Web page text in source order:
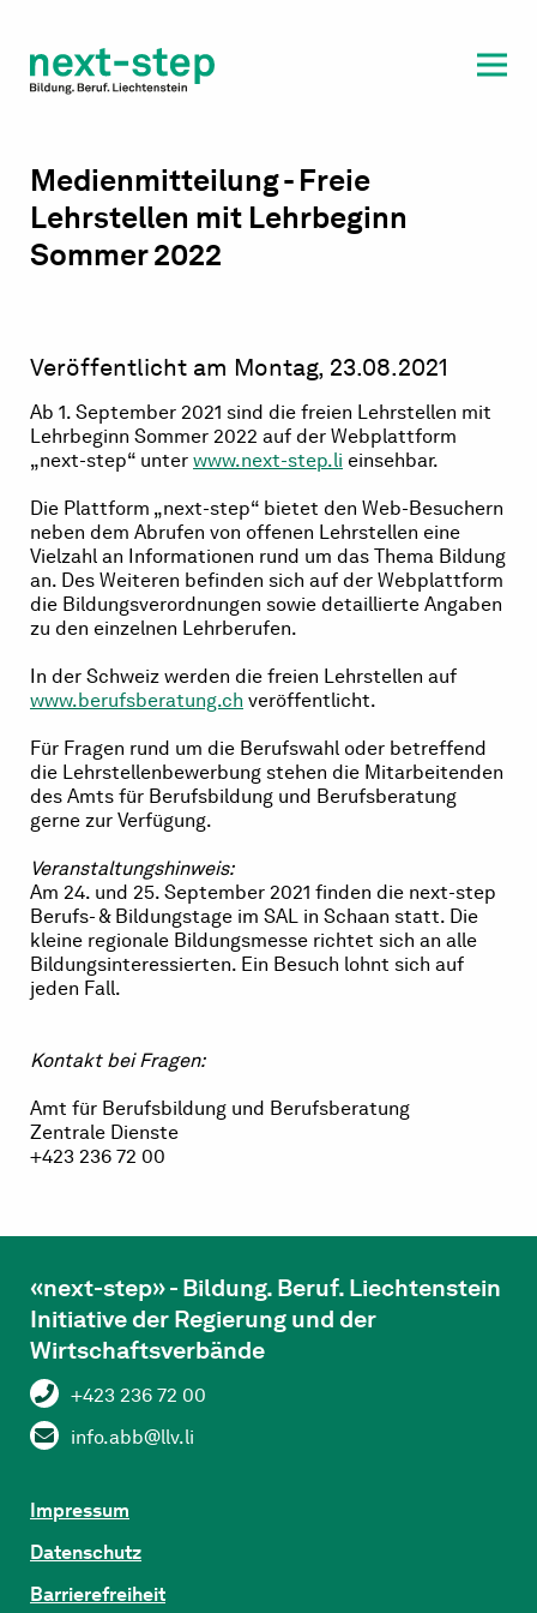
Beratung & Unterstützung
Medienmitteilung - Freie
Lehrstellen mit Lehrbeginn
Sommer 2022
Veröffentlicht am Montag, 23.08.2021
Ab 1. September 2021 sind die freien Lehrstellen mit
Lehrbeginn Sommer 2022 auf der Webplattform
„next-step“ unter www.next-step.li einsehbar.
Die Plattform „next-step“ bietet den Web-Besuchern
neben dem Abrufen von offenen Lehrstellen eine
Vielzahl an Informationen rund um das Thema Bildung
an. Des Weiteren befinden sich auf der Webplattform
die Bildungsverordnungen sowie detaillierte Angaben
zu den einzelnen Lehrberufen.
In der Schweiz werden die freien Lehrstellen auf
www.berufsberatung.ch veröffentlicht.
Für Fragen rund um die Berufswahl oder betreffend
die Lehrstellenbewerbung stehen die Mitarbeitenden
des Amts für Berufsbildung und Berufsberatung
gerne zur Verfügung.
Veranstaltungshinweis:
Am 24. und 25. September 2021 finden die next-step
Berufs- & Bildungstage im SAL in Schaan statt. Die
kleine regionale Bildungsmesse richtet sich an alle
Bildungsinteressierten. Ein Besuch lohnt sich auf
jeden Fall.
Kontakt bei Fragen:
Amt für Berufsbildung und Berufsberatung
Zentrale Dienste
+423 236 72 00
«next-step» - Bildung. Beruf. Liechtenstein
Initiative der Regierung und der
Wirtschaftsverbände
+423 236 72 00
info.abb@llv.li
Impressum
Datenschutz
Barrierefreiheit